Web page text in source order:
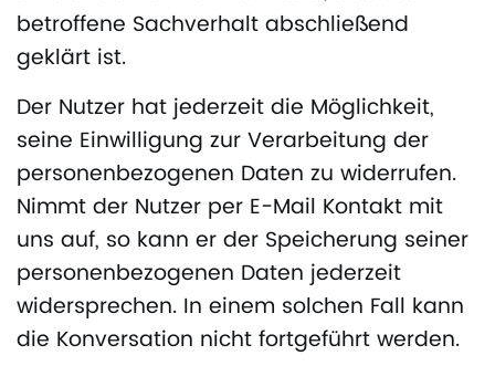
betroffene Sachverhalt abschließend
geklärt ist.
Der Nutzer hat jederzeit die Möglichkeit,
seine Einwilligung zur Verarbeitung der
personenbezogenen Daten zu widerrufen.
Nimmt der Nutzer per E-Mail Kontakt mit
uns auf, so kann er der Speicherung seiner
personenbezogenen Daten jederzeit
widersprechen. In einem solchen Fall kann
die Konversation nicht fortgeführt werden.